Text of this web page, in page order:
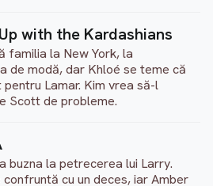
with the Kardashians
familia la New York, la
de modă, dar Khloé se teme că
Lamar. Kim vrea să-l
Scott de probleme.
buzna la petrecerea lui Larry.
confruntă cu un deces, iar Amber